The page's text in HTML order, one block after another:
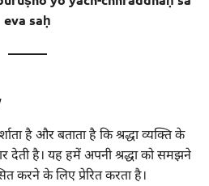
eva saḥ
———
है और बताता है कि श्रद्धा व्यक्ति के
देती है। यह हमें अपनी श्रद्धा को समझने
करने के लिए प्रेरित करता है।